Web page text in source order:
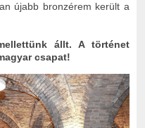
újabb bronzérem került a
állt. A történet
csapat!